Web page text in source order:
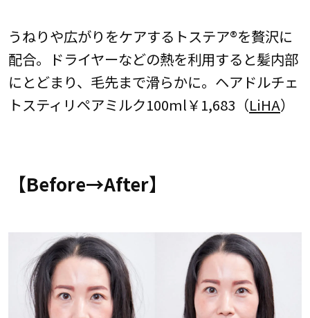
うねりや広がりをケアするトステア®を贅沢に
配合。ドライヤーなどの熱を利用すると髪内部
にとどまり、毛先まで滑らかに。ヘアドルチェ
トスティリペアミルク100ml￥1,683（LiHA）
【Before→After】